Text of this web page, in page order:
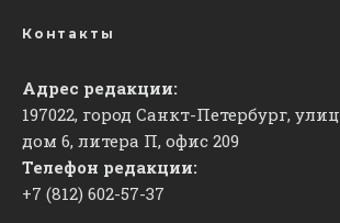
Контакты
Адрес редакции:
197022, город Санкт-Петербург,
дом 6, литера П, офис 209
Телефон редакции:
+7 (812) 602-57-37